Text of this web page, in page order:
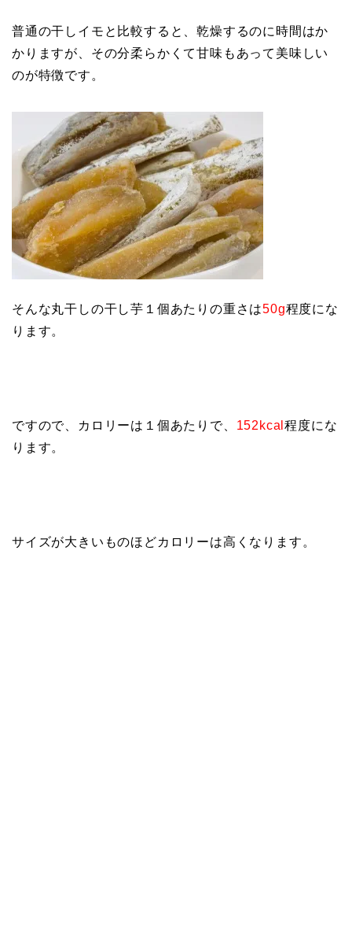
普通の干しイモと比較すると、乾燥するのに時間はか
かりますが、その分柔らかくて甘味もあって美味しい
のが特徴です。
そんな丸干しの干し芋１個あたりの重さは50g程度にな
ります。
ですので、カロリーは１個あたりで、 152kcal程度にな
ります。
サイズが大きいものほどカロリーは高くなります。